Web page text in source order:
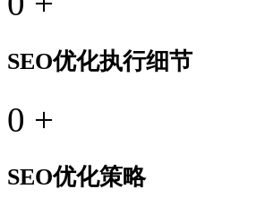
SEO优化执行细节
0 +
SEO优化策略